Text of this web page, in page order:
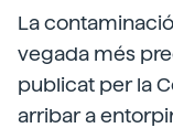
La
vegada més
publicat per la
arribar a